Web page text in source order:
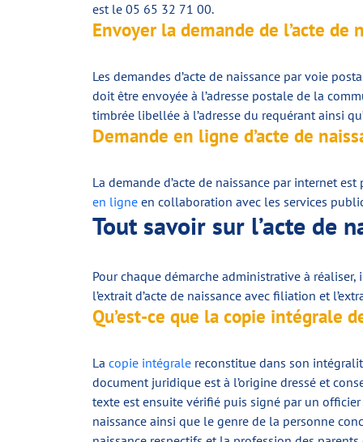
est le 05 65 32 71 00.
Envoyer la demande de l’acte
Les demandes d’acte de naissance par voie
doit être envoyée à l’adresse postale de la
timbrée libellée à l’adresse du requérant ainsi
Demande en ligne d’acte de
La demande d’acte de naissance par internet
en ligne en collaboration avec les services
Tout savoir sur l’acte de
Pour chaque démarche administrative à
l’extrait d’acte de naissance avec filiation et
Qu’est-ce que la copie intégrale
La copie intégrale reconstitue dans son
document juridique est à l’origine dressé et
texte est ensuite vérifié puis signé par un
naissance ainsi que le genre de la personne